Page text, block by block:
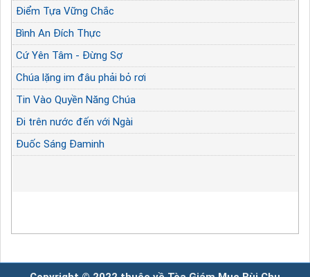
Điểm Tựa Vững Chắc
Bình An Đích Thực
Cứ Yên Tâm - Đừng Sợ
Chúa lặng im đâu phải bỏ rơi
Tin Vào Quyền Năng Chúa
Đi trên nước đến với Ngài
Đuốc Sáng Đaminh